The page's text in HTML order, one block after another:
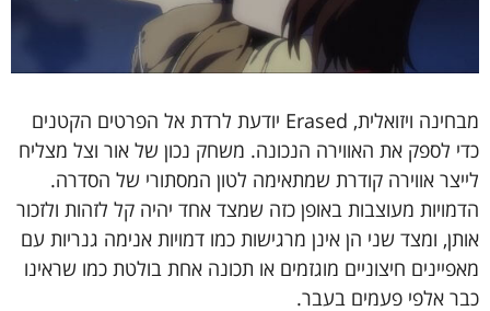
מבחינה ויזואלית, Erased יודעת לרדת אל הפרטים הקטנים
כדי לספק את האווירה הנכונה. משחק נכון של אור וצל מצליח
לייצר אווירה קודרת שמתאימה לטון המסתורי של הסדרה.
הדמויות מעוצבות באופן כזה שמצד אחד יהיה קל לזהות ולזכור
אותן, ומצד שני הן אינן מרגישות כמו דמויות אנימה גנריות עם
מאפיינים חיצוניים מוגזמים או תכונה אחת בולטת כמו שראינו
כבר אלפי פעמים בעבר.